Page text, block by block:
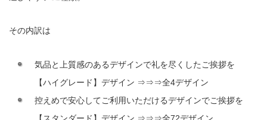
その内訳は
気品と上質感のあるデザインで礼を尽くしたご挨拶を
【ハイグレード】デザイン ⇒⇒⇒全4デザイン
控えめで安心してご利用いただけるデザインでご挨拶を
【スタンダード】デザイン ⇒⇒⇒全72デザイン